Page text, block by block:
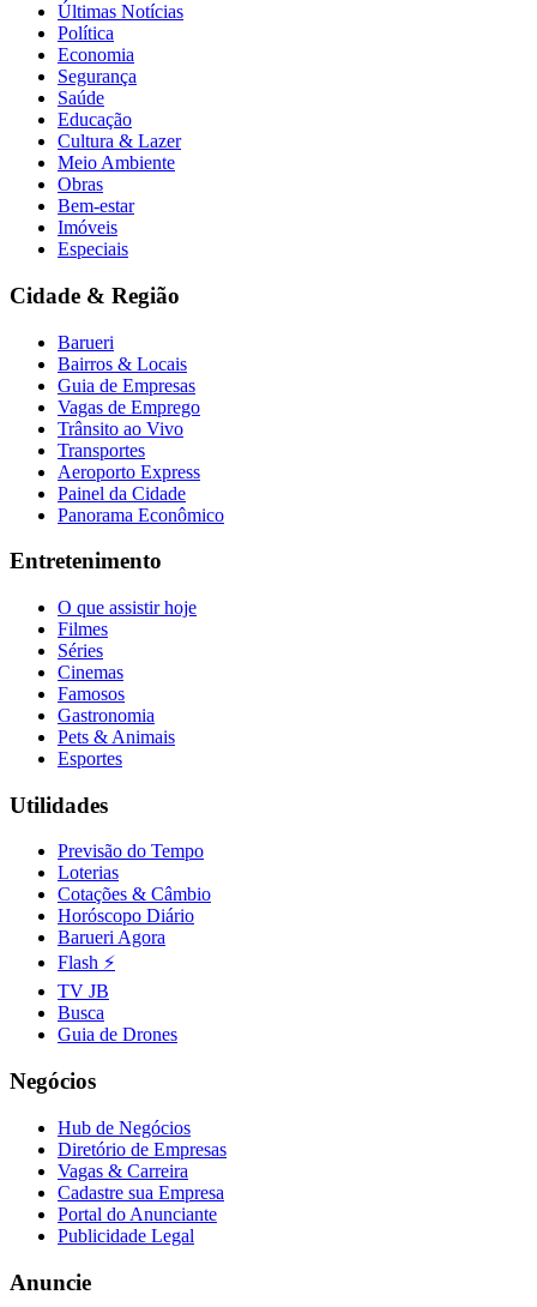
Fluminense
Vasco
Últimas Notícias
Política
Economia
Segurança
Saúde
Educação
Cultura & Lazer
Meio Ambiente
Obras
Bem-estar
Imóveis
Especiais
Cidade & Região
Barueri
Bairros & Locais
Guia de Empresas
Vagas de Emprego
Trânsito ao Vivo
Transportes
Aeroporto Express
Painel da Cidade
Panorama Econômico
Entretenimento
O que assistir hoje
Filmes
Séries
Cinemas
Famosos
Gastronomia
Pets & Animais
Esportes
Utilidades
Previsão do Tempo
Loterias
Cotações & Câmbio
Horóscopo Diário
Barueri Agora
Flash ⚡
TV JB
Busca
Guia de Drones
Negócios
Hub de Negócios
Diretório de Empresas
Vagas & Carreira
Cadastre sua Empresa
Portal do Anunciante
Publicidade Legal
Anuncie